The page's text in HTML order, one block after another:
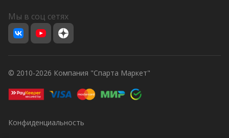
Мы в соц сетях
© 2010-2026 Компания "Спарта Маркет"
Конфиденциальность